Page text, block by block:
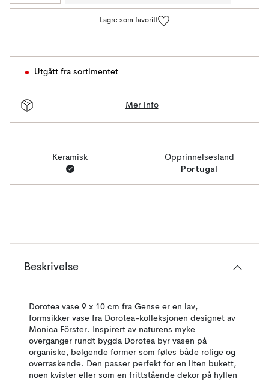
Lagre som favoritt
Utgått fra sortimentet
Mer info
Keramisk Opprinnelsesland
Portugal
Beskrivelse
Dorotea vase 9 x 10 cm fra Gense er en lav,
formsikker vase fra Dorotea-kolleksjonen designet av
Monica Förster. Inspirert av naturens myke
overganger rundt bygda Dorotea byr vasen på
organiske, bølgende former som føles både rolige og
overraskende. Den passer perfekt for en liten bukett,
noen kvister eller som en frittstående dekor på hyllen